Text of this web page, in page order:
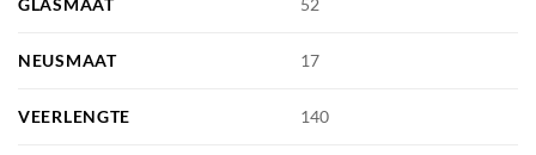
GLASMAAT 52
NEUSMAAT 17
VEERLENGTE 140